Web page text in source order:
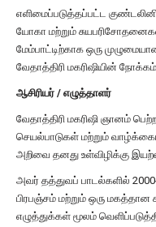
எளிமைப்படுத்தப்பட்ட
யோகா மற்றும்
மேம்பாட்டிற்காக ஒரு
வேதாத்திரி மகரிஷியின்
ஆசிரியர் / எழுத்தாளர்
வேதாத்திரி மகரிஷி ஞானம்
செயல்பாடுகள் மற்றும்
அறிவை தனது உள்விழிக்கு
அவர் தத்துவப் பாடல்களில்
பிரபஞ்சம் மற்றும் ஒரு மகத்தான
எழுத்துக்கள் மூலம்